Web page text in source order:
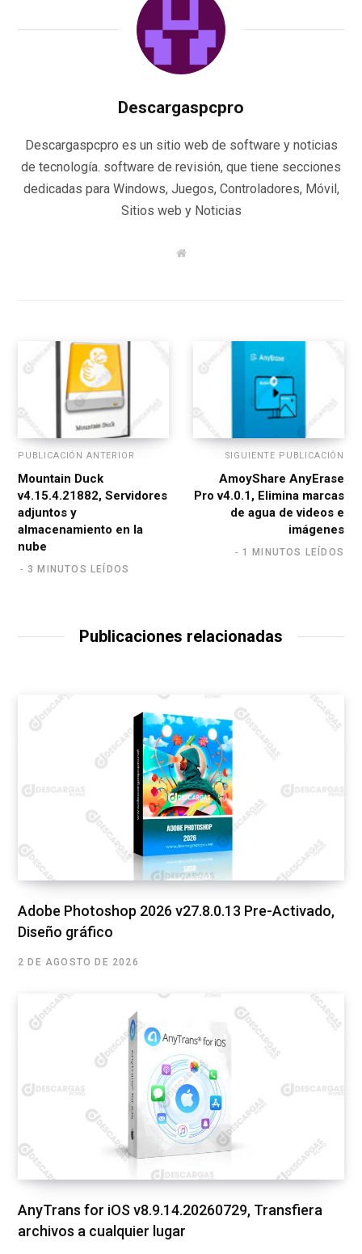
Descargaspcpro
Descargaspcpro es un sitio web de software y noticias
de tecnología. software de revisión, que tiene secciones
dedicadas para Windows, Juegos, Controladores, Móvil,
Sitios web y Noticias
W
PUBLICACIÓN ANTERIOR
Mountain Duck
v4.15.4.21882, Servidores
adjuntos y
almacenamiento en la
nube
3 MINUTOS LEÍDOS
SIGUIENTE PUBLICACIÓN
AmoyShare AnyErase
Pro v4.0.1, Elimina marcas
de agua de videos e
imágenes
1 MINUTOS LEÍDOS
Publicaciones relacionadas
Adobe Photoshop 2026 v27.8.0.13 Pre-Activado,
Diseño gráfico
2 DE AGOSTO DE 2026
AnyTrans for iOS v8.9.14.20260729, Transfiera
archivos a cualquier lugar